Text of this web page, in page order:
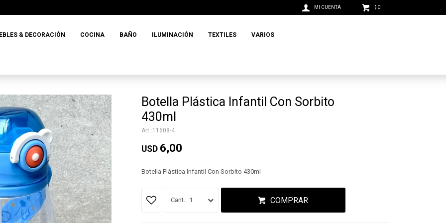
& DECORACIÓN COCINA BAÑO ILUMINACIÓN TEXTILES VARIOS
$ 0
Botella Plástica Infantil Con Sorbito
430ml
11608-4
USD 6,00
Botella Plástica Infantil Con Sorbito 430ml
1 COMPRAR